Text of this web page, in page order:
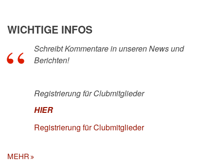
WICHTIGE INFOS
Schreibt Kommentare in unseren News und
Berichten!
Registrierung für Clubmitglieder
HIER
Registrierung für Clubmitglieder
MEHR